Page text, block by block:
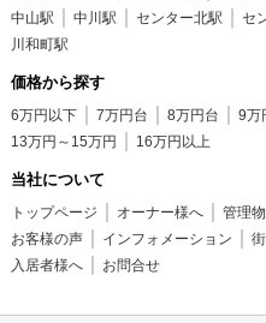
中山駅
中川駅 センター北駅 セ
川和町駅
価格から探す
6万円以下 7万円台 8万円台 9万
13万円～15万円
16万円以上
当社について
トップページ オーナー様へ 管理
お客様の声
インフォメーション
入居者様へ
お問合せ